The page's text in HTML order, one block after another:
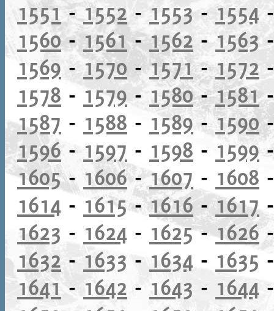
1551-1552 - 1553-1554
1560-1561-1562-1563
1569 -1570-1571-1572
1578 - 1579 -1580-1581
1587 - 1588 - 1589-1590
1596- 1597 - 1598 - 1599
1605- 1606-1607 - 1608
1614 - 1615-1616- 1617
1623 - 1624 - 1625-1626
1632 -1633 - 1634 - 1635
1641- 1642 - 1643 - 1644